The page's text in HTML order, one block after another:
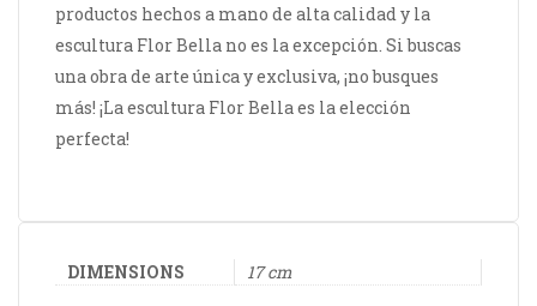
productos hechos a mano de alta calidad y la
escultura Flor Bella no es la excepción. Si buscas
una obra de arte única y exclusiva, ¡no busques
más! ¡La escultura Flor Bella es la elección
perfecta!
DIMENSIONS 17 cm